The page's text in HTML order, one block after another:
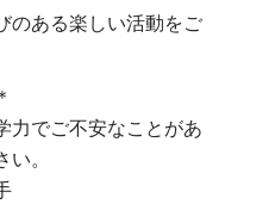
のある楽しい活動をご
力でご不安なことがあ
。